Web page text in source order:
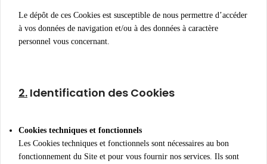
Le dépôt de ces Cookies est susceptible de nous permettre d’accéder
à vos données de navigation et/ou à des données à caractère
personnel vous concernant.
2. Identification des Cookies
Cookies techniques et fonctionnels
Les Cookies techniques et fonctionnels sont nécessaires au bon
fonctionnement du Site et pour vous fournir nos services. Ils sont